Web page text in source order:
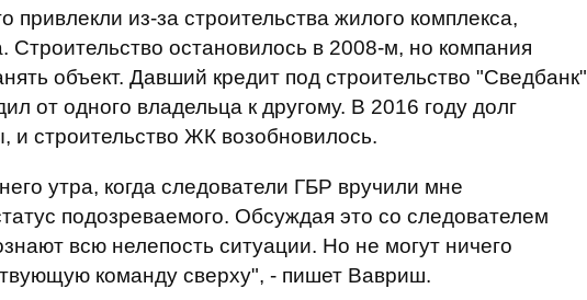
привлекли из-за строительства жилого комплекса,
Строительство остановилось в 2008-м, но компания
объект. Давший кредит под строительство "Сведбанк"
от одного владельца к другому. В 2016 году долг
и строительство ЖК возобновилось.
утра, когда следователи ГБР вручили мне
подозреваемого. Обсуждая это со следователем
всю нелепость ситуации. Но не могут ничего
команду сверху", - пишет Вавриш.